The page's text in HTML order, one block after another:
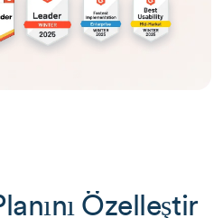
Özelleştir